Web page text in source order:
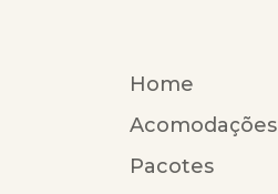
Home
Acomodações
Pacotes